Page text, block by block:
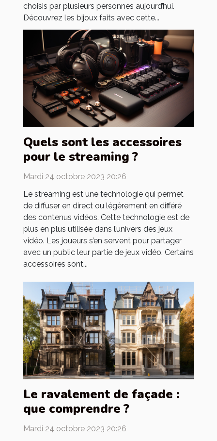
choisis par plusieurs personnes aujourd’hui.
Découvrez les bijoux faits avec cette...
Quels sont les accessoires
pour le streaming ?
Mardi 24 octobre 2023 20:26
Le streaming est une technologie qui permet
de diffuser en direct ou légèrement en différé
des contenus vidéos. Cette technologie est de
plus en plus utilisée dans l’univers des jeux
vidéo. Les joueurs s’en servent pour partager
avec un public leur partie de jeux vidéo. Certains
accessoires sont...
Le ravalement de façade :
que comprendre ?
Mardi 24 octobre 2023 20:26